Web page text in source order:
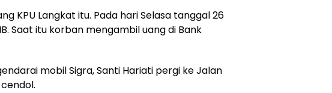
KPU Langkat itu. Pada hari Selasa tanggal 26
Saat itu korban mengambil uang di Bank
mobil Sigra, Santi Hariati pergi ke Jalan